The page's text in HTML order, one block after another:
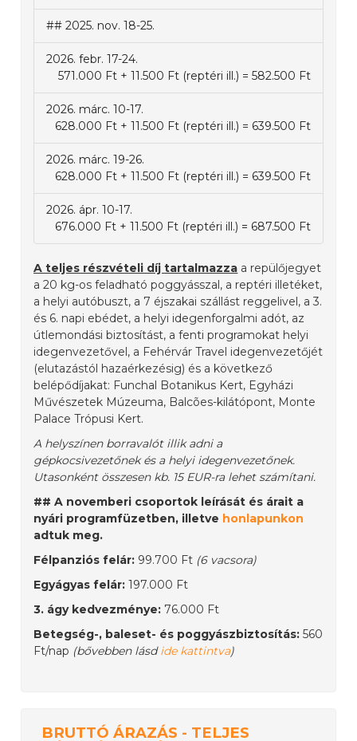
## 2025. nov. 18-25.
2026. febr. 17-24.
571.000 Ft + 11.500 Ft (reptéri ill.) = 582.500 Ft
2026. márc. 10-17.
628.000 Ft + 11.500 Ft (reptéri ill.) = 639.500 Ft
2026. márc. 19-26.
628.000 Ft + 11.500 Ft (reptéri ill.) = 639.500 Ft
2026. ápr. 10-17.
676.000 Ft + 11.500 Ft (reptéri ill.) = 687.500 Ft
A teljes részvételi díj tartalmazza a repülőjegyet
a 20 kg-os feladható poggyásszal, a reptéri illetéket,
a helyi autóbuszt, a 7 éjszakai szállást reggelivel, a 3.
és 6. napi ebédet, a helyi idegenforgalmi adót, az
útlemondási biztosítást, a fenti programokat helyi
idegenvezetővel, a Fehérvár Travel idegenvezetőjét
(elutazástól hazaérkezésig) és a következő
belépődíjakat: Funchal Botanikus Kert, Egyházi
Művészetek Múzeuma, Balcões-kilátópont, Monte
Palace Trópusi Kert.
A helyszínen borravalót illik adni a
gépkocsivezetőnek és a helyi idegenvezetőnek.
Utasonként összesen kb. 15 EUR-ra lehet számítani.
## A novemberi csoportok leírását és árait a
nyári programfüzetben, illetve honlapunkon
adtuk meg.
Félpanziós felár: 99.700 Ft (6 vacsora)
Egyágyas felár: 197.000 Ft
3. ágy kedvezménye: 76.000 Ft
Betegség-, baleset- és poggyászbiztosítás: 560
Ft/nap (bővebben lásdide kattintva)
BRUTTÓ ÁRAZÁS - TELJES